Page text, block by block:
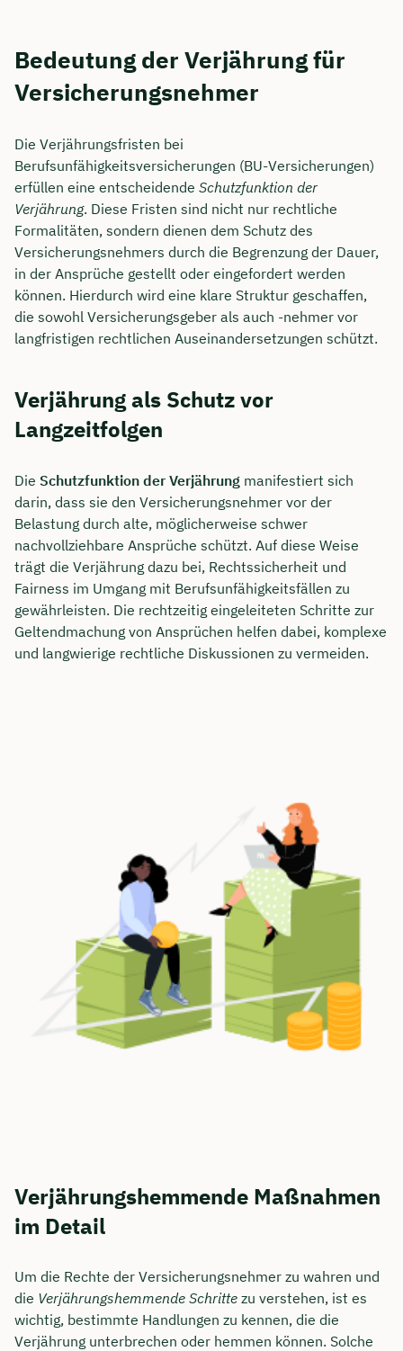
Bedeutung der Verjährung für
Versicherungsnehmer
Die Verjährungsfristen bei
Berufsunfähigkeitsversicherungen (BU-Versicherungen)
erfüllen eine entscheidende Schutzfunktion der
Verjährung. Diese Fristen sind nicht nur rechtliche
Formalitäten, sondern dienen dem Schutz des
Versicherungsnehmers durch die Begrenzung der Dauer,
in der Ansprüche gestellt oder eingefordert werden
können. Hierdurch wird eine klare Struktur geschaffen,
die sowohl Versicherungsgeber als auch -nehmer vor
langfristigen rechtlichen Auseinandersetzungen schützt.
Verjährung als Schutz vor
Langzeitfolgen
Die Schutzfunktion der Verjährung manifestiert sich
darin, dass sie den Versicherungsnehmer vor der
Belastung durch alte, möglicherweise schwer
nachvollziehbare Ansprüche schützt. Auf diese Weise
trägt die Verjährung dazu bei, Rechtssicherheit und
Fairness im Umgang mit Berufsunfähigkeitsfällen zu
gewährleisten. Die rechtzeitig eingeleiteten Schritte zur
Geltendmachung von Ansprüchen helfen dabei, komplexe
und langwierige rechtliche Diskussionen zu vermeiden.
Verjährungshemmende Maßnahmen
im Detail
Um die Rechte der Versicherungsnehmer zu wahren und
die Verjährungshemmende Schritte zu verstehen, ist es
wichtig, bestimmte Handlungen zu kennen, die die
Verjährung unterbrechen oder hemmen können. Solche